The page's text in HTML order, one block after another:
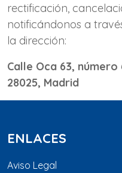
rectificación,
notificándonos a
la dirección:
Calle Oca 63,
28025, Madrid
ENLACES
Aviso Legal